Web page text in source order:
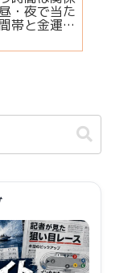
・夜で当た
帯と金運ジ